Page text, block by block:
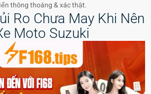
thông thoáng & xác thật.
Ro Chưa May Khi Nên
Moto Suzuki